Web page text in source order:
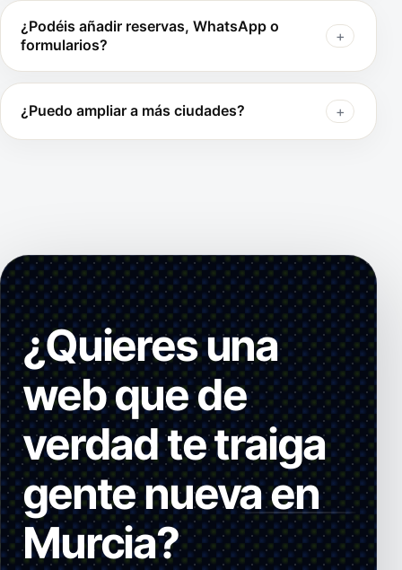
¿Podéis añadir reservas, WhatsApp o
formularios?
¿Puedo ampliar a más ciudades?
¿Quieres una
web que de
verdad te traiga
gente nueva en
Murcia?